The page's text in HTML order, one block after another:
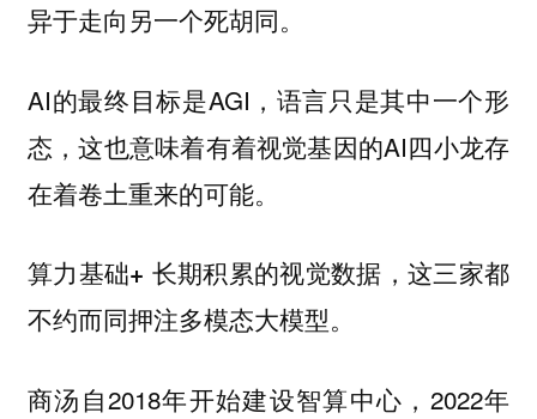
异于走向另一个死胡同。
AI的最终目标是AGI，语言只是其中一个形
态，这也意味着有着视觉基因的AI四小龙存
在着卷土重来的可能。
算力基础+ 长期积累的视觉数据，这三家都
不约而同押注多模态大模型。
商汤自2018年开始建设智算中心，2022年